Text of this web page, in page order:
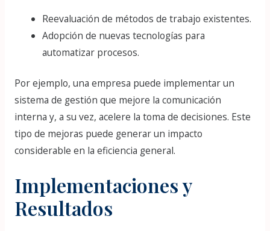
Reevaluación de métodos de trabajo existentes.
Adopción de nuevas tecnologías para
automatizar procesos.
Por ejemplo, una empresa puede implementar un
sistema de gestión que mejore la comunicación
interna y, a su vez, acelere la toma de decisiones. Este
tipo de mejoras puede generar un impacto
considerable en la eficiencia general.
Implementaciones y
Resultados